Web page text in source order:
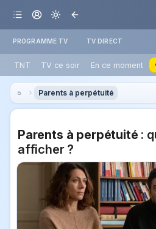
PROGRAMME TV TV DIRECT
TNT TV ce soir En ce moment
Parents à perpétuité
Parents à perpétuité :
afficher ?